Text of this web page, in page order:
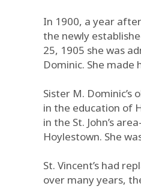
In 1900, a year
the newly
25, 1905 she was
Dominic. She made
Sister M.
in the education of
in the St. John’s
Hoylestown. She
St. Vincent’s had
over many years,